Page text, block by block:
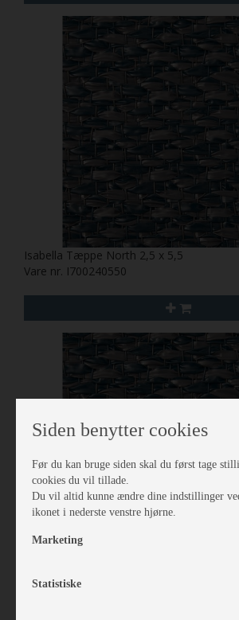
Isabella Tæppe North 2,5 x 5,5
Vare nr. I700240550
Vare nr. I700240600
Siden benytter cookies
Før du kan bruge siden skal du først tage
cookies du vil tillade.
Du vil altid kunne ændre dine indstillinger
ikonet i nederste venstre hjørne.
Marketing
Statistiske